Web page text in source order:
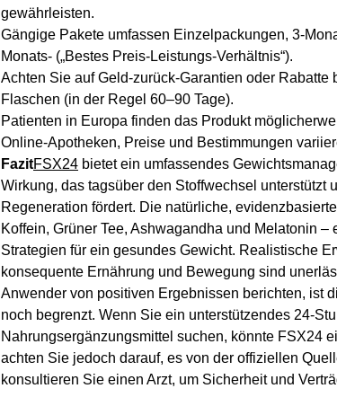
gewährleisten.
Gängige Pakete umfassen Einzelpackungen, 3-
Monats- („Bestes Preis-Leistungs-Verhältnis“).
Achten Sie auf Geld-zurück-Garantien oder Rabatte
Flaschen (in der Regel 60–90 Tage).
Patienten in Europa finden das Produkt
Online-Apotheken, Preise und Bestimmungen
FazitFSX24 bietet ein umfassendes
Wirkung, das tagsüber den Stoffwechsel unterstützt
Regeneration fördert. Die natürliche,
Koffein, Grüner Tee, Ashwagandha und Melatonin –
Strategien für ein gesundes Gewicht. Realistische
konsequente Ernährung und Bewegung sind
Anwender von positiven Ergebnissen berichten, ist
noch begrenzt. Wenn Sie ein unterstützendes 24-
Nahrungsergänzungsmittel suchen, könnte FSX24
achten Sie jedoch darauf, es von der offiziellen
konsultieren Sie einen Arzt, um Sicherheit und